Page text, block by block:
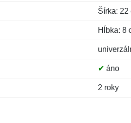
Šírka: 22
Hĺbka: 8
✔ áno
2 roky